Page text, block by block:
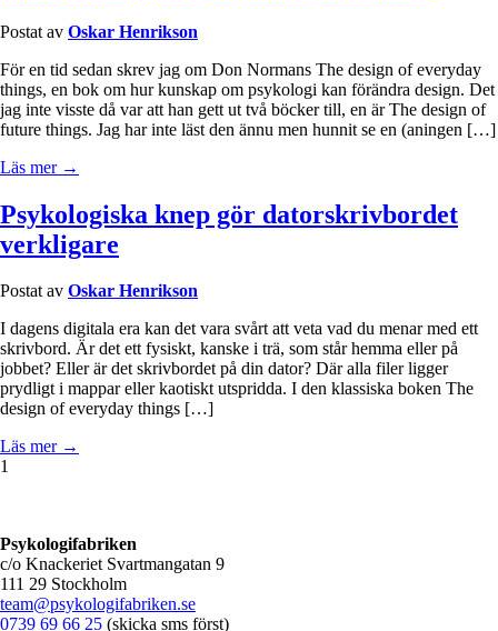
Postat av Oskar Henrikson
För en tid sedan skrev jag om Don Normans The design of everyday
things, en bok om hur kunskap om psykologi kan förändra design. Det
jag inte visste då var att han gett ut två böcker till, en är The design of
future things. Jag har inte läst den ännu men hunnit se en (aningen […]
Läs mer →
Psykologiska knep gör datorskrivbordet
verkligare
Postat av Oskar Henrikson
I dagens digitala era kan det vara svårt att veta vad du menar med ett
skrivbord. Är det ett fysiskt, kanske i trä, som står hemma eller på
jobbet? Eller är det skrivbordet på din dator? Där alla filer ligger
prydligt i mappar eller kaotiskt utspridda. I den klassiska boken The
design of everyday things […]
Läs mer →
1
Psykologifabriken
c/o Knackeriet Svartmangatan 9
111 29 Stockholm
team@psykologifabriken.se
0739 69 66 25 (skicka sms först)